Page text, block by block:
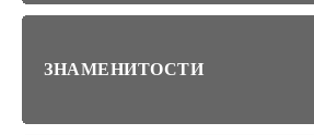
ЗНАМЕНИТОСТИ